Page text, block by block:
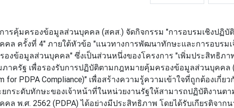
ารคุ้มครองข้อมูลส่วนบุคคล (สคส.) จัดกิจกรรม "การอบรมเชิงปฏิบั
คล ครั้งที่ 4" ภายใต้หัวข้อ "แนวทางการพัฒนาทักษะและการอบรม
องข้อมูลส่วนบุคคล" ซึ่งเป็นส่วนหนึ่งของโครงการ "เพิ่มประสิทธิภา
าครัฐ เพื่อรองรับการปฏิบัติตามกฎหมายคุ้มครองข้อมูลส่วนบุคคล
for PDPA Compliance)" เพื่อสร้างความรู้ความเข้าใจที่ถูกต้องเกี่ย
กระดับทักษะของเจ้าหน้าที่ในหน่วยงานรัฐให้สามารถปฏิบัติงานตา
ล พ.ศ. 2562 (PDPA)ได้อย่างมีประสิทธิภาพ โดยได้รับเกียรติจาก